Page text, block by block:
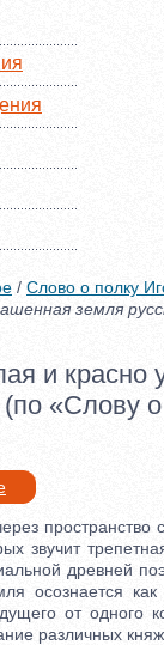
/ Слово о полку
земля
и красно
«Слову
пространство
звучит
древней
осознается
от одного
различных